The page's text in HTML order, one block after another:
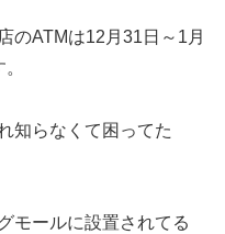
のATMは12月31日～1月
知らなくて困ってた
モールに設置されてる